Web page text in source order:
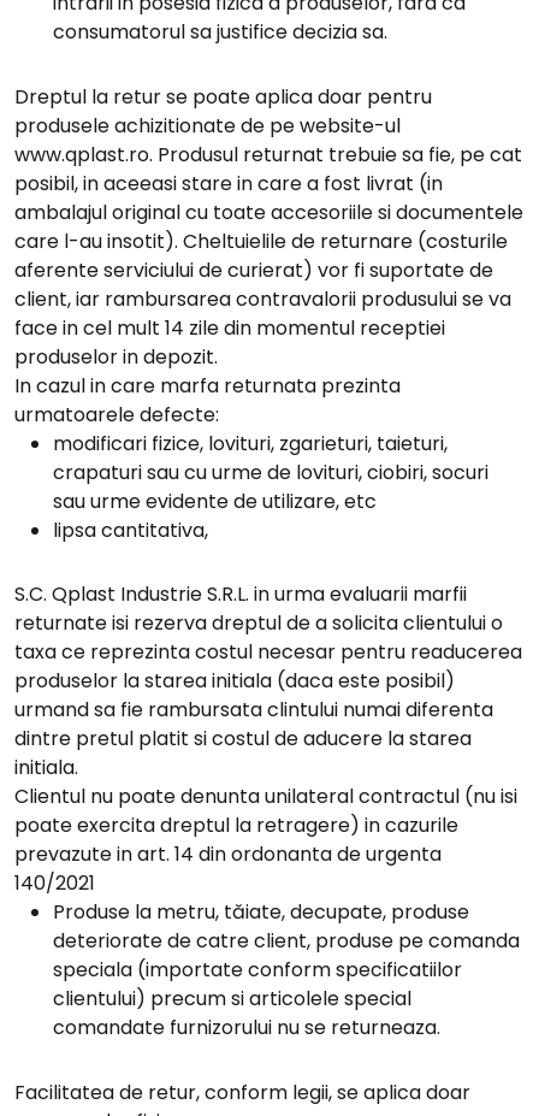
consumatorul sa justifice decizia sa.
Dreptul la retur se poate aplica doar pentru
produsele achizitionate de pe website-ul
www.qplast.ro. Produsul returnat trebuie sa fie, pe cat
posibil, in aceeasi stare in care a fost livrat (in
ambalajul original cu toate accesoriile si documentele
care l-au insotit). Cheltuielile de returnare (costurile
aferente serviciului de curierat) vor fi suportate de
client, iar rambursarea contravalorii produsului se va
face in cel mult 14 zile din momentul receptiei
produselor in depozit.
In cazul in care marfa returnata prezinta
urmatoarele defecte:
modificari fizice, lovituri, zgarieturi, taieturi,
crapaturi sau cu urme de lovituri, ciobiri, socuri
sau urme evidente de utilizare, etc
lipsa cantitativa,
S.C. Qplast Industrie S.R.L. in urma evaluarii marfii
returnate isi rezerva dreptul de a solicita clientului o
taxa ce reprezinta costul necesar pentru readucerea
produselor la starea initiala (daca este posibil)
urmand sa fie rambursata clintului numai diferenta
dintre pretul platit si costul de aducere la starea
initiala.
Clientul nu poate denunta unilateral contractul (nu isi
poate exercita dreptul la retragere) in cazurile
prevazute in art. 14 din ordonanta de urgenta
140/2021
Produse la metru, tăiate, decupate, produse
deteriorate de catre client, produse pe comanda
speciala (importate conform specificatiilor
clientului) precum si articolele special
comandate furnizorului nu se returneaza.
Facilitatea de retur, conform legii, se aplica doar